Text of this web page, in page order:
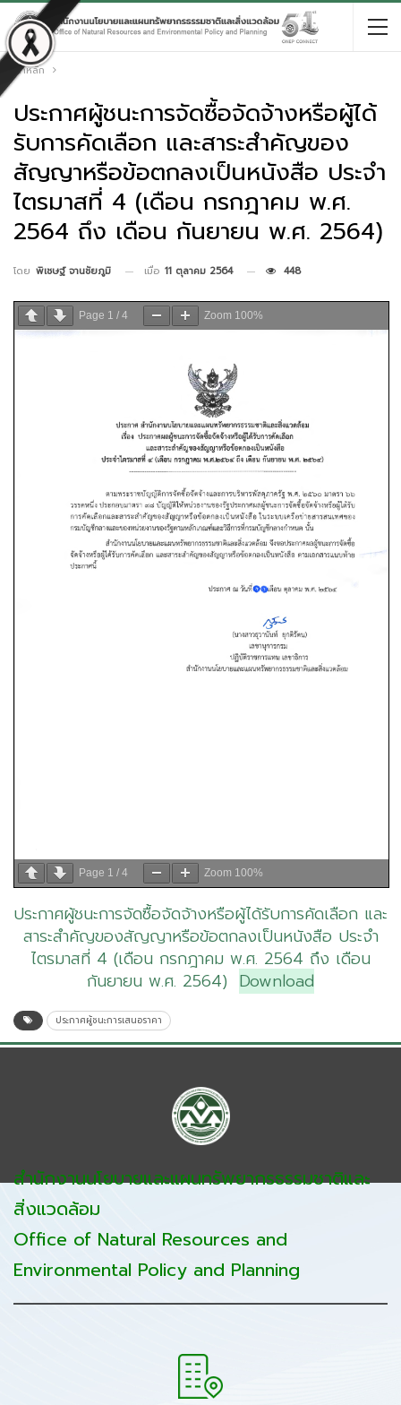
หน้าหลัก
ประกาศผู้ชนะการจัดซื้อจัดจ้างหรือผู้ได้
รับการคัดเลือก และสาระสำคัญของ
สัญญาหรือข้อตกลงเป็นหนังสือ ประจำ
ไตรมาสที่ 4 (เดือน กรกฎาคม พ.ศ.
2564 ถึง เดือน กันยายน พ.ศ. 2564)
โดย พิเชษฐ์ จานชัยภูมิ เมื่อ 11 ตุลาคม 2564 448
Page 1 / 4 Zoom 100%
Page 1 / 4 Zoom 100%
ประกาศผู้ชนะการจัดซื้อจัดจ้างหรือผู้ได้รับการคัดเลือก และ
สาระสำคัญของสัญญาหรือข้อตกลงเป็นหนังสือ ประจำ
ไตรมาสที่ 4 (เดือน กรกฎาคม พ.ศ. 2564 ถึง เดือน
กันยายน พ.ศ. 2564) Download
ประกาศผู้ชนะการเสนอราคา
สำนักงานนโยบายและแผนทรัพยากรธรรมชาติและ
สิ่งแวดล้อม
Office of Natural Resources and
Environmental Policy and Planning